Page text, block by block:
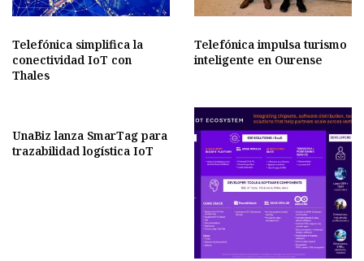
Telefónica simplifica la
conectividad IoT con
Thales
Telefónica impulsa turismo
inteligente en Ourense
UnaBiz lanza SmarTag para
trazabilidad logística IoT